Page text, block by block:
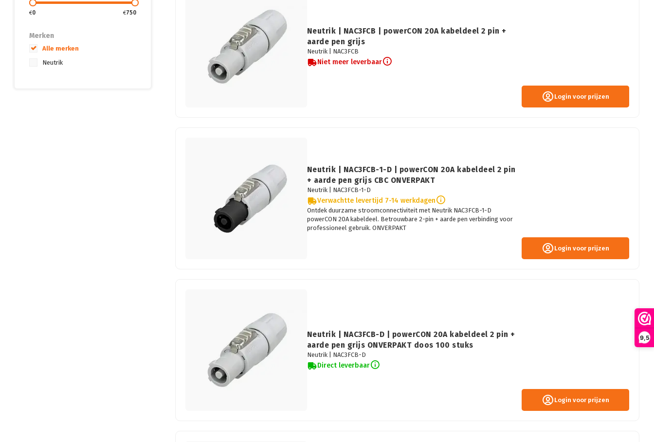
9,5
€0 €750
Merken
Alle merken
Neutrik
Neutrik | NAC3FCB | powerCON 20A kabeldeel 2 pin +
aarde pen grijs
Neutrik | NAC3FCB
Niet meer leverbaar
Login voor prijzen
Neutrik | NAC3FCB-1-D | powerCON 20A kabeldeel 2 pin
+ aarde pen grijs CBC ONVERPAKT
Neutrik | NAC3FCB-1-D
Verwachtte levertijd 7-14 werkdagen
Ontdek duurzame stroomconnectiviteit met Neutrik NAC3FCB-1-D
powerCON 20A kabeldeel. Betrouwbare 2-pin + aarde pen verbinding voor
professioneel gebruik. ONVERPAKT
Login voor prijzen
Neutrik | NAC3FCB-D | powerCON 20A kabeldeel 2 pin +
aarde pen grijs ONVERPAKT doos 100 stuks
Neutrik | NAC3FCB-D
Direct leverbaar
Login voor prijzen